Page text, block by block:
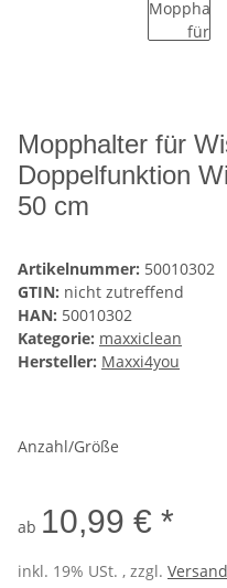
Mopphalter für
Doppelfunktion
50 cm
Artikelnummer: 50010302
GTIN: nicht zutreffend
HAN: 50010302
Kategorie: maxxiclean
Hersteller: Maxxi4you
Anzahl/Größe
ab 10,99 € *
inkl. 19% USt. , zzgl. Versand